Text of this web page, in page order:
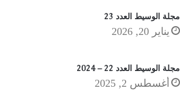
مجلة الوسيط العدد 23
يناير 20, 2026
مجلة الوسيط العدد 22 – 2024
أغسطس 2, 2025